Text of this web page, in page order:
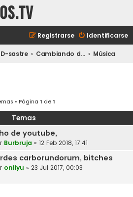
Identificarse
Registrarse
sastre Cambiando de tema... Música
• Página 1 de1
Temas
de youtube,
Burbruja « 12 Feb 2018, 17:41
carborundorum, bitches
onliyu « 23 Jul 2017, 00:03